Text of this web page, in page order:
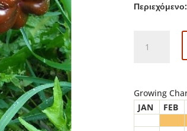
Περιεχόμενο:
Sweet
-
Πιπεριά
Growing
JAN
FEB